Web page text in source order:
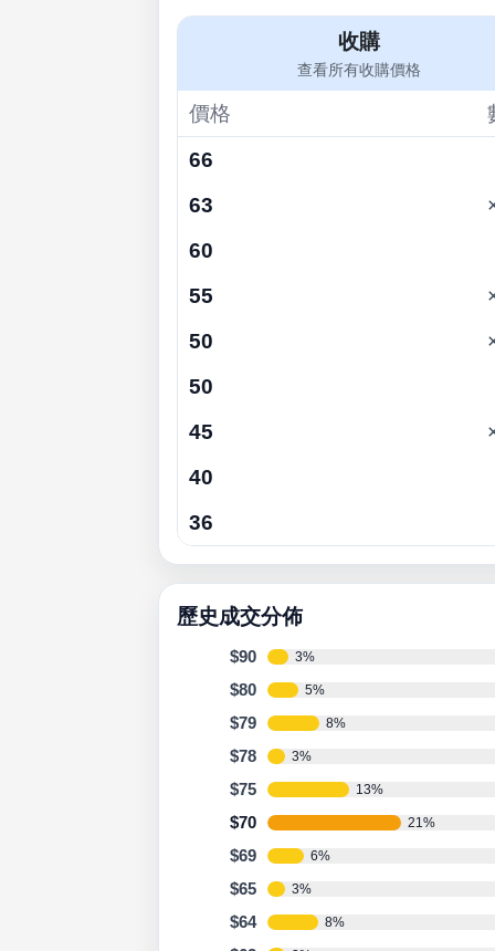
收購
查看所有收購價格
價格
66
63
60
55
50
50
45
40
36
歷史成交分佈
$90 3%
$80 5%
$79 8%
$78 3%
$75 13%
$70 21%
$69 6%
$65 3%
$64 8%